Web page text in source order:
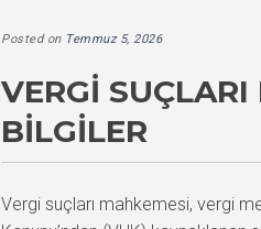
Posted on Temmuz 5, 2026
VERGI
BILGILER
Vergi suçları mahkemesi, vergi